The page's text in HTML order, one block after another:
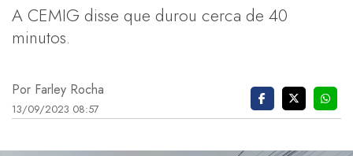
A CEMIG disse que durou cerca de 40
minutos.
Por Farley Rocha
13/09/2023 08:57